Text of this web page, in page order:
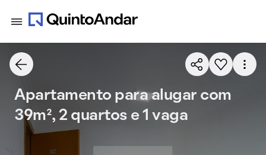
Apartamento para alugar com
39m², 2 quartos e 1 vaga